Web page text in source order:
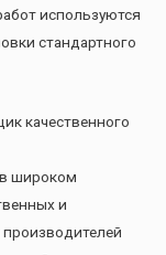
используются
стандартного
качественного
в широком
и